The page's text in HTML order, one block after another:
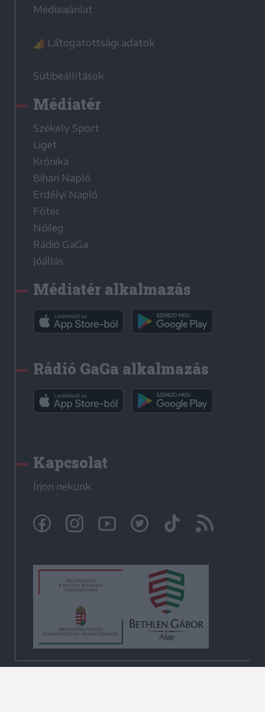
Médiaajánlat
Látogatottsági adatok
Sütibeállítások
Médiatér
Székely Sport
Liget
Krónika
Bihari Napló
Erdélyi Napló
Főtér
Nőileg
Rádió GaGa
Jóállás
Médiatér alkalmazás
Rádió GaGa alkalmazás
Kapcsolat
Írjon nekünk